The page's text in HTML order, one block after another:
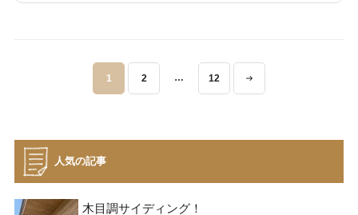
ビ
ゲ
ー
シ
1 2 … 12
人気の記事
木目調サイディング！